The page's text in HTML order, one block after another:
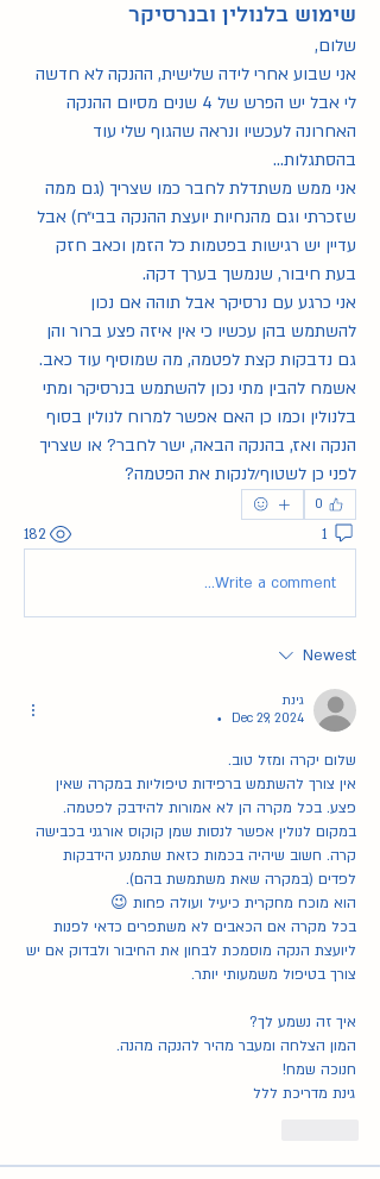
שימוש בלנולין ובנרסיקר
שלום,
בהסתגלות…
בעת חיבור, שנמשך בערך דקה.
גם נדבקות קצת לפטמה, מה שמוסיף עוד כאב.
לפני כן לשטוף/לנקות את הפטמה?
0
1
182
Write a comment...
Newest
גינת
Dec 29, 2024
•
שלום יקרה ומזל טוב.
פצע. בכל מקרה הן לא אמורות להידבק לפטמה.
לפדים (במקרה שאת משתמשת בהם).
הוא מוכח מחקרית כיעיל ועולה פחות 😉
צורך בטיפול משמעותי יותר.
איך זה נשמע לך?
המון הצלחה ומעבר מהיר להנקה מהנה.
חנוכה שמח!
גינת מדריכת ללל